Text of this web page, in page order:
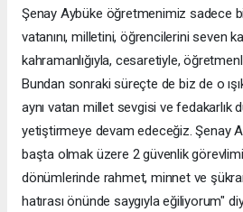
Şenay Aybüke öğretmenimiz sadece
vatanını, milletini, öğrencilerini seven
kahramanlığıyla, cesaretiyle,
Bundan sonraki süreçte de biz de o
aynı vatan millet sevgisi ve fedakarlık
yetiştirmeye devam edeceğiz. Şenay
başta olmak üzere 2 güvenlik
dönümlerinde rahmet, minnet ve
hatırası önünde saygıyla eğiliyorum"